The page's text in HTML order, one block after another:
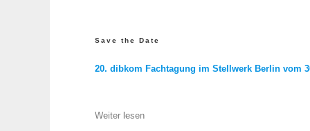
Save the Date
20. dibkom Fachtagung im Stellwerk Berlin vom
Weiter lesen